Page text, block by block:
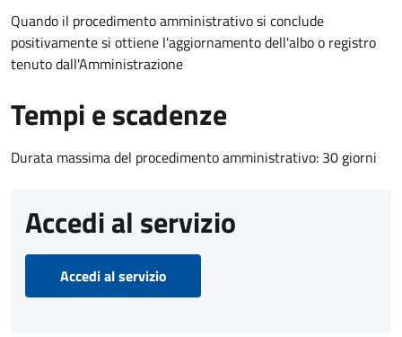
Quando il procedimento amministrativo si conclude
positivamente si ottiene l'aggiornamento dell'albo o registro
tenuto dall'Amministrazione
Tempi e scadenze
Durata massima del procedimento amministrativo: 30 giorni
Accedi al servizio
Accedi al servizio